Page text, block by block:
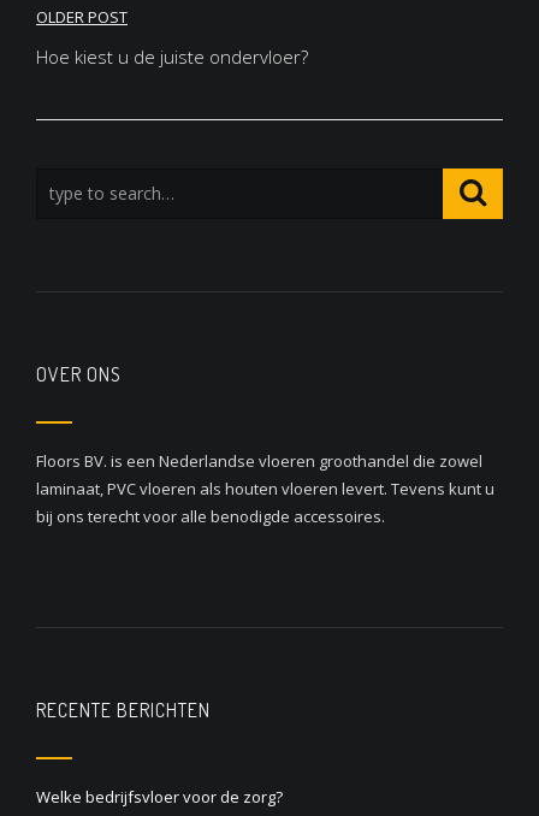
Bericht
navigatie
OLDER POST
Hoe kiest u de juiste ondervloer?
OVER ONS
Floors BV. is een Nederlandse vloeren groothandel die zowel
laminaat, PVC vloeren als houten vloeren levert. Tevens kunt u
bij ons terecht voor alle benodigde accessoires.
RECENTE BERICHTEN
Welke bedrijfsvloer voor de zorg?